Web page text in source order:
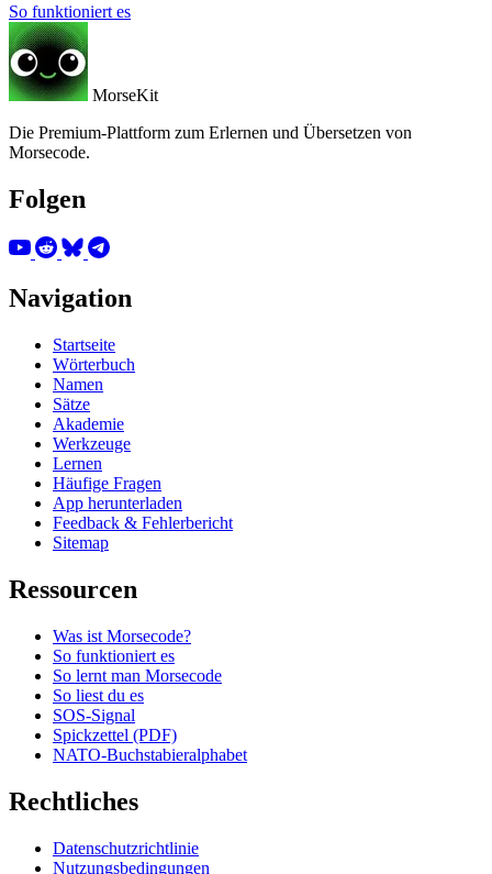
So funktioniert es
MorseKit
Die Premium-Plattform zum Erlernen und Übersetzen von
Morsecode.
Folgen
Navigation
Startseite
Wörterbuch
Namen
Sätze
Akademie
Werkzeuge
Lernen
Häufige Fragen
App herunterladen
Feedback & Fehlerbericht
Sitemap
Ressourcen
Was ist Morsecode?
So funktioniert es
So lernt man Morsecode
So liest du es
SOS-Signal
Spickzettel (PDF)
NATO-Buchstabieralphabet
Rechtliches
Datenschutzrichtlinie
Nutzungsbedingungen